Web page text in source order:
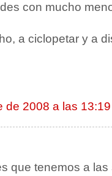
con mucho
a ciclopetar y a
de 2008 a las 13:19
que tenemos a